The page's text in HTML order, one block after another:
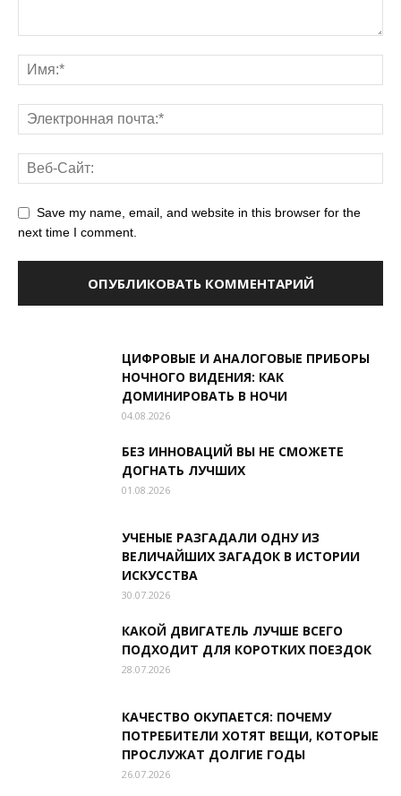
Save my name, email, and website in this browser for the
next time I comment.
ЦИФРОВЫЕ И АНАЛОГОВЫЕ ПРИБОРЫ
НОЧНОГО ВИДЕНИЯ: КАК
ДОМИНИРОВАТЬ В НОЧИ
04.08.2026
БЕЗ ИННОВАЦИЙ ВЫ НЕ СМОЖЕТЕ
ДОГНАТЬ ЛУЧШИХ
01.08.2026
УЧЕНЫЕ РАЗГАДАЛИ ОДНУ ИЗ
ВЕЛИЧАЙШИХ ЗАГАДОК В ИСТОРИИ
ИСКУССТВА
30.07.2026
КАКОЙ ДВИГАТЕЛЬ ЛУЧШЕ ВСЕГО
ПОДХОДИТ ДЛЯ КОРОТКИХ ПОЕЗДОК
28.07.2026
КАЧЕСТВО ОКУПАЕТСЯ: ПОЧЕМУ
ПОТРЕБИТЕЛИ ХОТЯТ ВЕЩИ, КОТОРЫЕ
ПРОСЛУЖАТ ДОЛГИЕ ГОДЫ
26.07.2026